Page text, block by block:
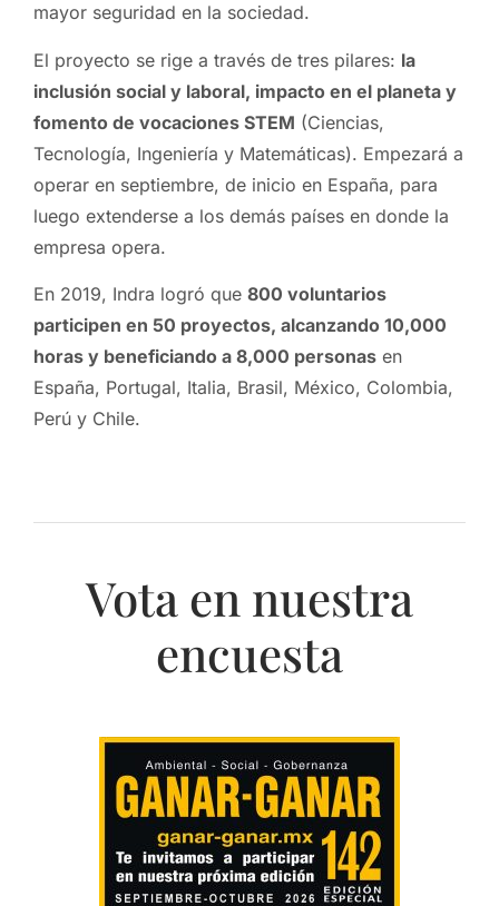
mayor seguridad en la sociedad.
El proyecto se rige a través de tres pilares: la
inclusión social y laboral, impacto en el planeta y
fomento de vocaciones STEM (Ciencias,
Tecnología, Ingeniería y Matemáticas). Empezará a
operar en septiembre, de inicio en España, para
luego extenderse a los demás países en donde la
empresa opera.
En 2019, Indra logró que 800 voluntarios
participen en 50 proyectos, alcanzando 10,000
horas y beneficiando a 8,000 personas en
España, Portugal, Italia, Brasil, México, Colombia,
Perú y Chile.
Vota en nuestra
encuesta